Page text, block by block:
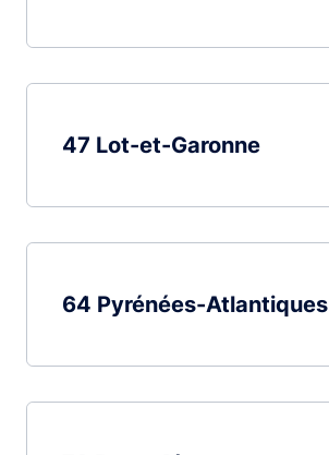
47 Lot-et-Garonne
64 Pyrénées-Atlantiques